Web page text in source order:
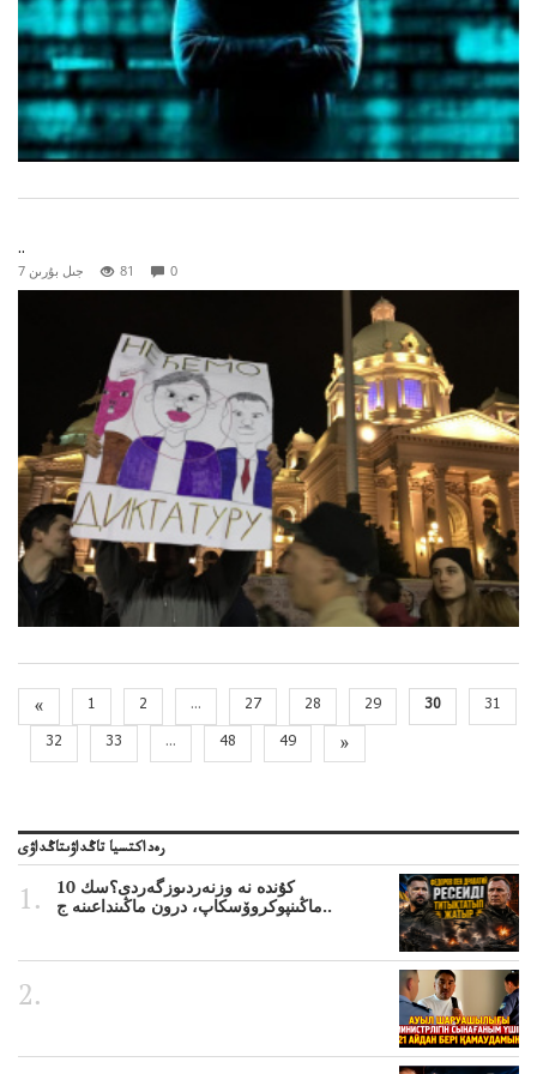
..
7 جىل بۇرىن 81 0
« 1 2 ... 27 28 29 30
31
32
33 ... 48 49 »
رەداكتسيا تاڭداۋىتاڭداۋى
10 كۇندە نە وزنەردىوزگەردى؟سك
ماڭىنپوكروۆسكاپ، درون ماڭىنداعىنە ج..